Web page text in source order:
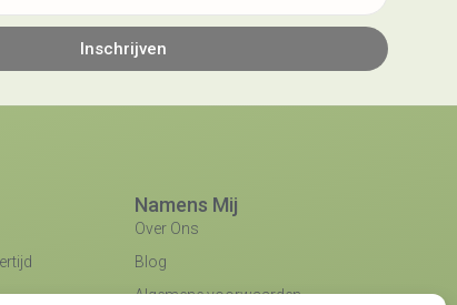
Inschrijven
Namens Mij
Over Ons
Blog
Algemene voorwaarden